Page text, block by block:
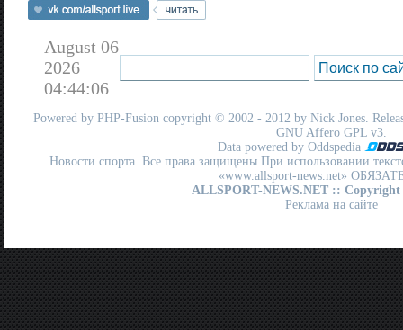
August 06
2026
04:44:06
Powered by PHP-Fusion copyright © 2002 - 2012 by Nick Jones.
GNU Affero GPL v3.
Data powered by Oddspedia
Новости спорта. Все права защищены При использовании
«www.allsport-news.net»
ALLSPORT-NEWS.NET :: Copyright
Реклама на сайте